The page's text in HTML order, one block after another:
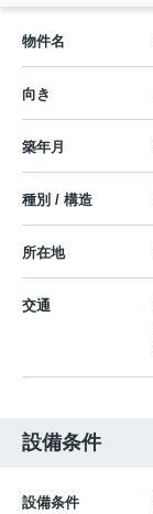
物件名
向き
築年月
種別 / 構造
所在地
交通
設備条件
設備条件